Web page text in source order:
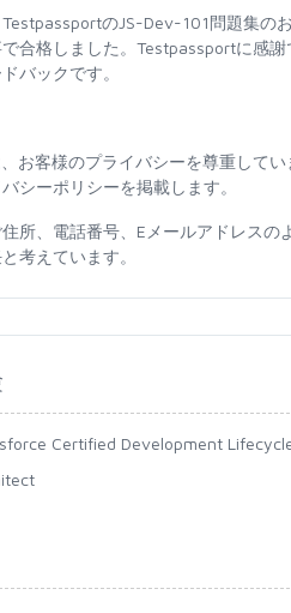
のJS-Dev-101問題集の
合格しました。Testpassportに感
バックです。
お客様のプライバシーを尊重して
シーポリシーを掲載します。
所、電話番号、Eメールアドレス
考えています。
Certified Development